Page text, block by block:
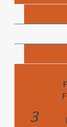
3